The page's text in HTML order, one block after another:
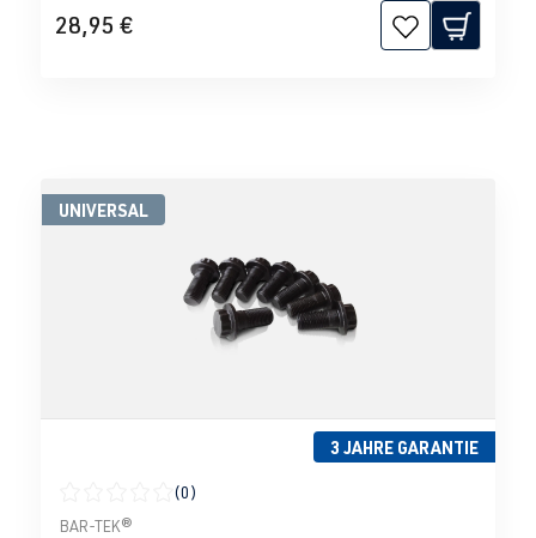
28,95 €
UNIVERSAL
3 JAHRE GARANTIE
Durchschnittliche Bewertung von 0 von 5 Sternen
(0)
BAR-TEK®